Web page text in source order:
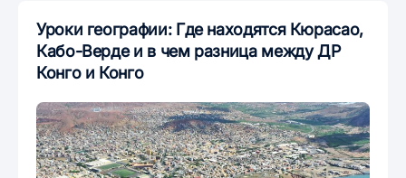
Уроки географии: Где находятся Кюрасао,
Кабо-Верде и в чем разница между ДР
Конго и Конго